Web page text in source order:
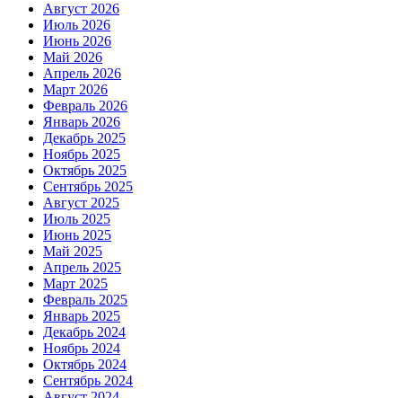
Август 2026
Июль 2026
Июнь 2026
Май 2026
Апрель 2026
Март 2026
Февраль 2026
Январь 2026
Декабрь 2025
Ноябрь 2025
Октябрь 2025
Сентябрь 2025
Август 2025
Июль 2025
Июнь 2025
Май 2025
Апрель 2025
Март 2025
Февраль 2025
Январь 2025
Декабрь 2024
Ноябрь 2024
Октябрь 2024
Сентябрь 2024